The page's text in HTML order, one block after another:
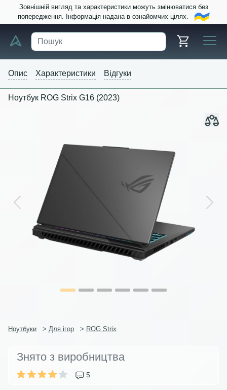
Зовнішній вигляд та характеристики можуть змінюватися без
попередження. Інформація надана в ознайомчих цілях.
Опис Характеристики Відгуки
Ноутбук ROG Strix G16 (2023)
Previous Next
Ноутбуки > Для ігор > ROG Strix
Знято з виробництва
5